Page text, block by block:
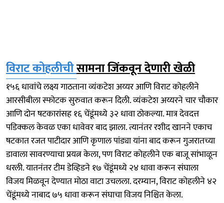
विराट कोहलीचीसामना जिंकवून देणारी खेळी
१५६ धावांचे लक्ष्य गाठताना व्यंकटेश अय्यर आणि विराट कोहलीने
आरसीबीला स्फोटक सुरुवात करून दिली. व्यंकटेश अय्यरने चार चौकार
आणि दोन षटकारांसह १६ चेंडूंमध्ये ३२ धावा ठोकल्या. मात्र देवदत्त
पडिक्कल केवळ एका धावेवर बाद झाला. त्यानंतर रशीद खानने एकाच
षटकात रजत पाटीदार आणि कृणाल पांड्या यांना बाद करून गुजरातच्या
डावाला सावरण्याचा प्रयत्न केला, पण विराट कोहलीने एक बाजू सांभाळून
धरली. यातनंतर टीम डेव्हिडने १७ चेंडूंमध्ये २४ धावा करून संघाला
विजय मिळवून देण्यात मोठा वाटा उचलला. दरम्यान, विराट कोहलीने ४२
चेंडूंमध्ये नाबाद ७५ धावा करून संघाचा विजय निश्चित केला.